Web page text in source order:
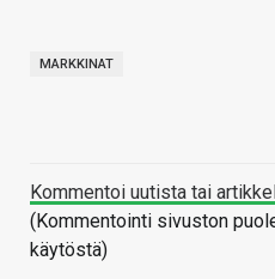
MARKKINAT
Kommentoi uutista tai
(Kommentointi sivuston
käytöstä)